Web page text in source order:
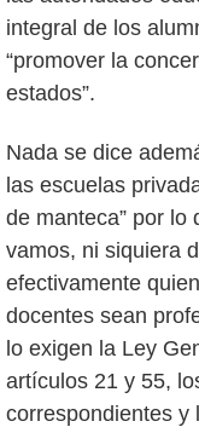
integral de los
“promover la
estados”.
Nada se dice
las escuelas
de manteca” por lo
vamos, ni siquiera
efectivamente
docentes sean
lo exigen la Ley
artículos 21 y 55,
correspondientes y